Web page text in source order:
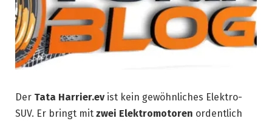
Der Tata Harrier.evist kein gewöhnliches Elektro-
SUV. Er bringt mit zwei Elektromotoren ordentlich